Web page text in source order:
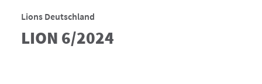
Lions Deutschland
LION 6/2024